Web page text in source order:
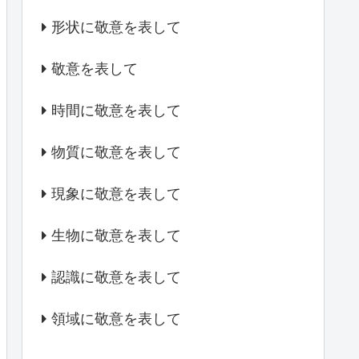
形状に敬意を表して
敬意を表して
時間に敬意を表して
物質に敬意を表して
現象に敬意を表して
生物に敬意を表して
認識に敬意を表して
領域に敬意を表して